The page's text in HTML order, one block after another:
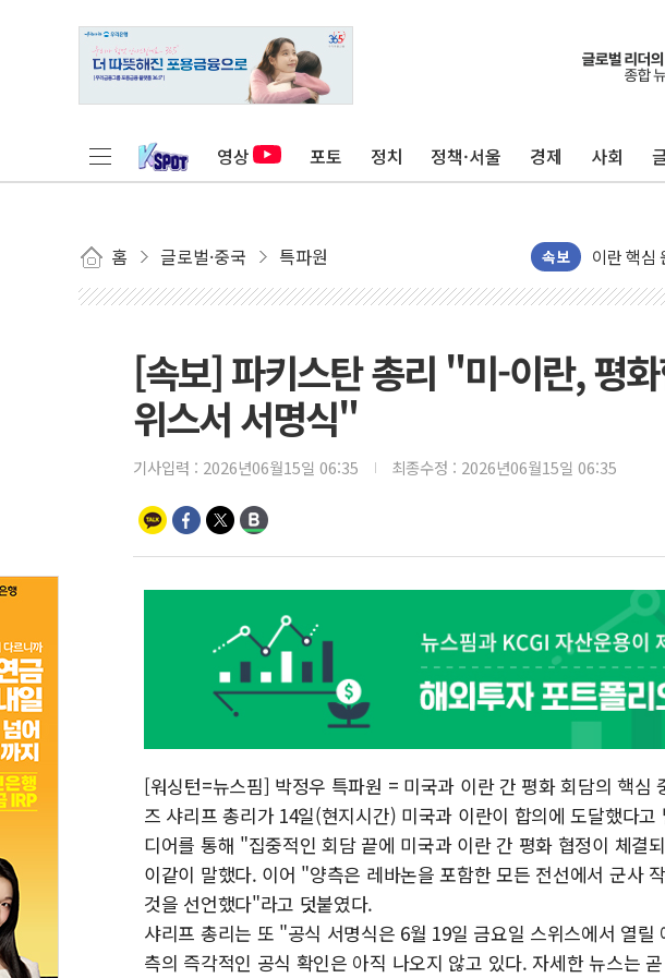
영상 포토 정치 정책·서울 경제 사회
홈 글로벌·중국 특파원 속보
유럽증시,
미 연준
트럼프,
美 항소법
美 고용
[AI MY 뉴
[종합] 美
[사진] 이
특정 정
李 "해남
트럼프,
[사진] 빈
이란와이
[속보] 파키스탄 총리 "미-이란, 평
위스서 서명식"
기사입력 : 2026년06월15일 06:35 최종수정 : 2026년06월15일 06:35
[워싱턴=뉴스핌] 박정우 특파원 = 미국과 이란 간 평화 회담의 핵심
즈 샤리프 총리가 14일(현지시간) 미국과 이란이 합의에 도달했다
디어를 통해 "집중적인 회담 끝에 미국과 이란 간 평화 협정이 체결
이같이 말했다. 이어 "양측은 레바논을 포함한 모든 전선에서 군사
것을 선언했다"라고 덧붙였다.
샤리프 총리는 또 "공식 서명식은 6월 19일 금요일 스위스에서 열
측의 즉각적인 공식 확인은 아직 나오지 않고 있다. 자세한 뉴스는